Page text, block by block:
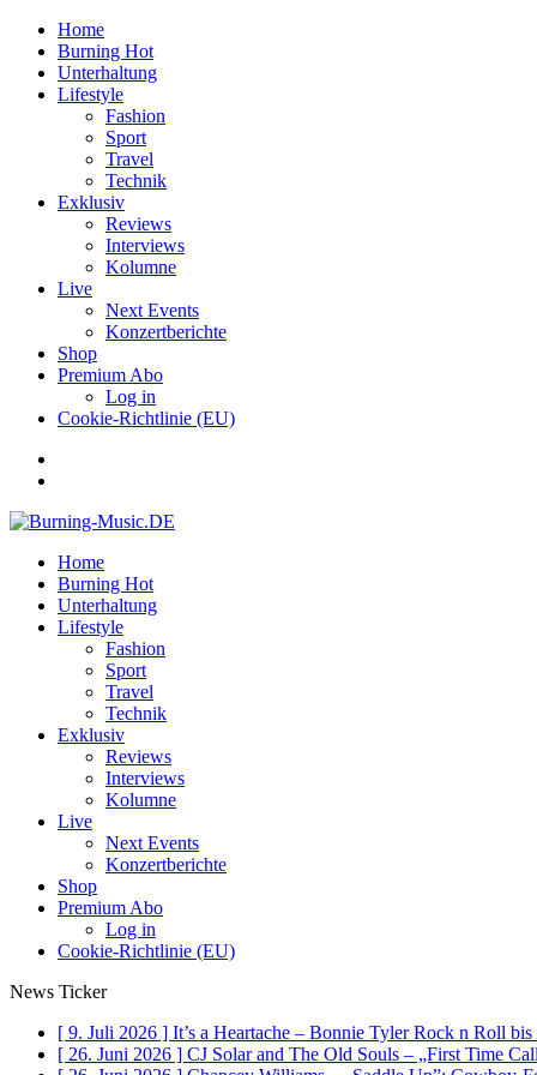
Home
Burning Hot
Unterhaltung
Lifestyle
Fashion
Sport
Travel
Technik
Exklusiv
Reviews
Interviews
Kolumne
Live
Next Events
Konzertberichte
Shop
Premium Abo
Log in
Cookie-Richtlinie (EU)
Home
Burning Hot
Unterhaltung
Lifestyle
Fashion
Sport
Travel
Technik
Exklusiv
Reviews
Interviews
Kolumne
Live
Next Events
Konzertberichte
Shop
Premium Abo
Log in
Cookie-Richtlinie (EU)
News Ticker
[ 9. Juli 2026 ] It’s a Heartache – Bonnie Tyler Rock n Roll bis
[ 26. Juni 2026 ] CJ Solar and The Old Souls – „First Time